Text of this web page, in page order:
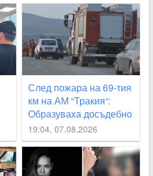
След пожара на 69-тия
км на АМ “Тракия“:
Образуваха досъдебно
производство
19:04, 07.08.2026